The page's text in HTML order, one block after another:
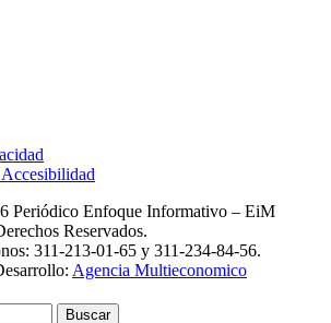
Periódico Enfoque Informativo – EiM
Reservados.
311-213-01-65 y 311-234-84-56.
Agencia Multieconomico